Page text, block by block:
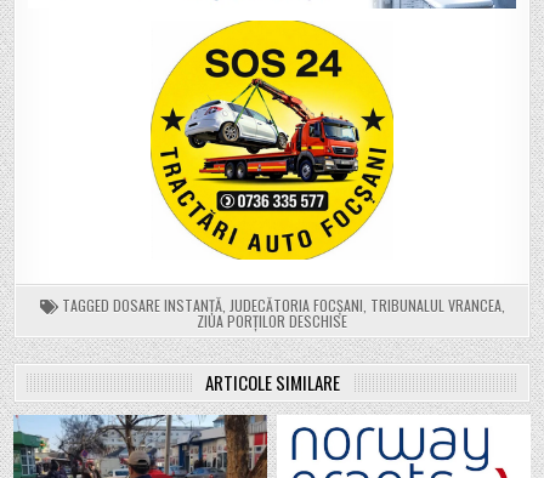
TAGGED DOSARE INSTANȚĂ, JUDECĂTORIA FOCȘANI TRIBUNALUL VRANCEA,
ZIUA PORȚILOR DESCHISE
ARTICOLE SIMILARE